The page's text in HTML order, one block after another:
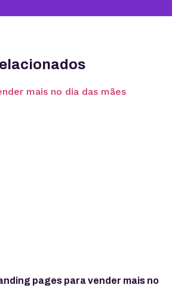
pages para vender mais no